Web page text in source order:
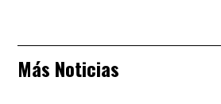
Más Noticias